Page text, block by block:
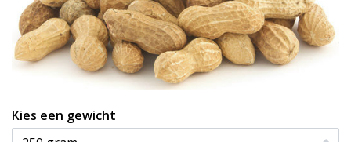
Kies een gewicht